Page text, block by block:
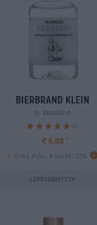
bierbrand klein
St. ERHARD®
100% (2)
€ 6,58
-
0,04 L Pullo - € 164,50 / LTR
Loppuunmyyty